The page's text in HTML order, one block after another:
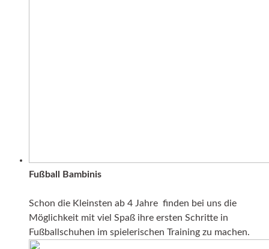
Fußball Bambinis
Schon die Kleinsten ab 4 Jahre finden bei uns die
Möglichkeit mit viel Spaß ihre ersten Schritte in
Fußballschuhen im spielerischen Training zu machen.